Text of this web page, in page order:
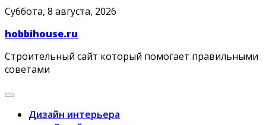
Skip
content
Суббота, 8 августа, 2026
hobbihouse.ru
Строительный сайт который помогает правильными
советами
Дизайн интерьера